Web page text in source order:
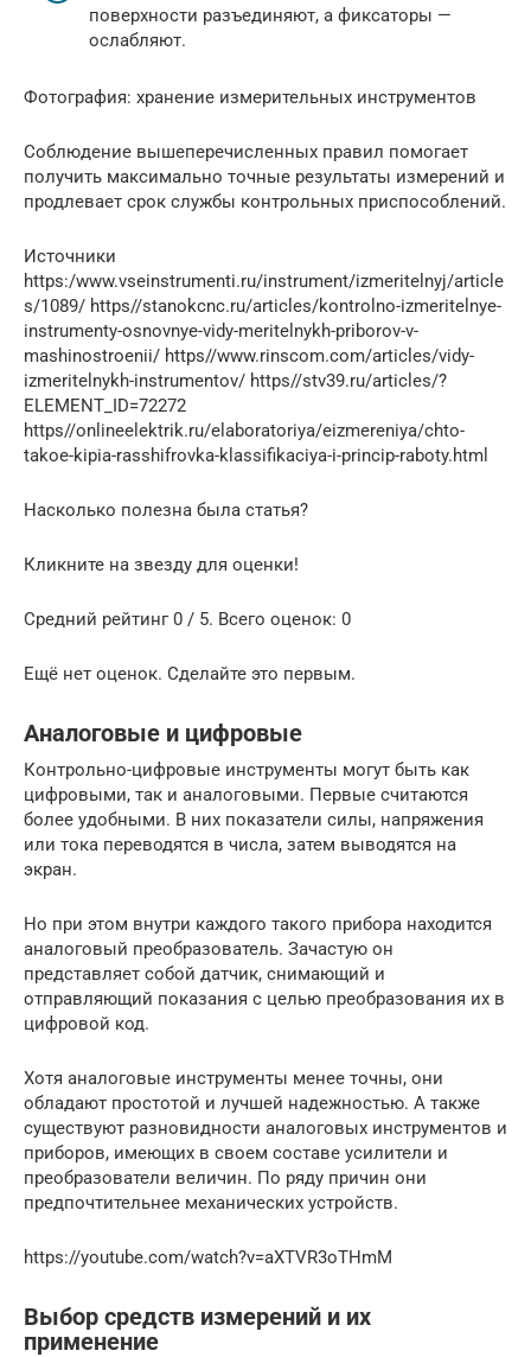
поверхности разъединяют, а фиксаторы —
ослабляют.
Фотография: хранение измерительных инструментов
Соблюдение вышеперечисленных правил помогает
получить максимально точные результаты измерений и
продлевает срок службы контрольных приспособлений.
Источники
https:/www.vseinstrumenti.ru/instrument/izmeritelnyj/article
s/1089/ https//stanokcnc.ru/articles/kontrolno-izmeritelnye-
instrumenty-osnovnye-vidy-meritelnykh-priborov-v-
mashinostroenii/ https//www.rinscom.com/articles/vidy-
izmeritelnykh-instrumentov/ https//stv39.ru/articles/?
ELEMENT_ID=72272
https//onlineelektrik.ru/elaboratoriya/eizmereniya/chto-
takoe-kipia-rasshifrovka-klassifikaciya-i-princip-raboty.html
Насколько полезна была статья?
Кликните на звезду для оценки!
Средний рейтинг 0 / 5. Всего оценок: 0
Ещё нет оценок. Сделайте это первым.
Аналоговые и цифровые
Контрольно-цифровые инструменты могут быть как
цифровыми, так и аналоговыми. Первые считаются
более удобными. В них показатели силы, напряжения
или тока переводятся в числа, затем выводятся на
экран.
Но при этом внутри каждого такого прибора находится
аналоговый преобразователь. Зачастую он
представляет собой датчик, снимающий и
отправляющий показания с целью преобразования их в
цифровой код.
Хотя аналоговые инструменты менее точны, они
обладают простотой и лучшей надежностью. А также
существуют разновидности аналоговых инструментов и
приборов, имеющих в своем составе усилители и
преобразователи величин. По ряду причин они
предпочтительнее механических устройств.
https://youtube.com/watch?v=aXTVR3oTHmM
Выбор средств измерений и их
применение